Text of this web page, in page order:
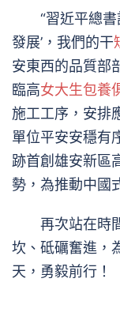
“習近平總書
發展’，我們的干
安東西的品質部
臨高女大生包養
施工工序，安排
單位平安安穩有
跡首創雄安新區
勢，為推動中國
再次站在時間
坎、砥礪奮進，
天，勇毅前行！